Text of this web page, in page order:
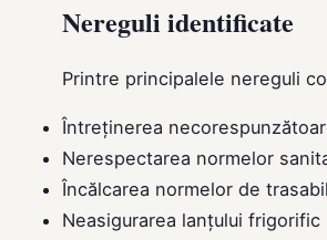
Nereguli identificate
Printre principalele nereguli
Întreținerea
Nerespectarea normelor
Încălcarea normelor de
Neasigurarea lanțului